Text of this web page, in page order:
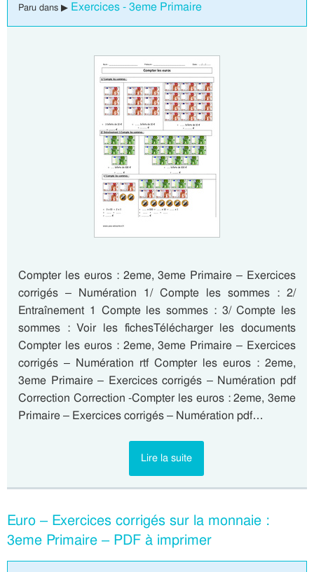
Paru dans ▶ Exercices - 3eme Primaire
Compter les euros : 2eme, 3eme Primaire – Exercices
corrigés – Numération 1/ Compte les sommes : 2/
Entraînement 1 Compte les sommes : 3/ Compte les
sommes : Voir les fichesTélécharger les documents
Compter les euros : 2eme, 3eme Primaire – Exercices
corrigés – Numération rtf Compter les euros : 2eme,
3eme Primaire – Exercices corrigés – Numération pdf
Correction Correction -Compter les euros : 2eme, 3eme
Primaire – Exercices corrigés – Numération pdf…
Lire la suite
Euro – Exercices corrigés sur la monnaie :
3eme Primaire – PDF à imprimer